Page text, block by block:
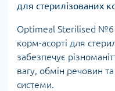
для стерилізованих
Optimeal Sterilised №6
корм-асорті для
забезпечує
вагу, обмін речовин
системи.